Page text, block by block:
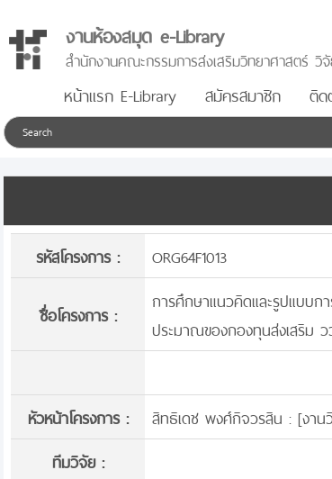
งานห้องสมุด e-Library
สำนักงานคณะกรรมการส่งเสริมวิทยาศาสตร์ วิ
หน้าแรก E-Library สมัครสมาชิก ติด
รหัสโครงการ : ORG64F1013
ชื่อโครงการ :
การศึกษาแนวคิดและรูปแบบ
ประมาณของกองทุนส่งเสริม
หัวหน้าโครงการ : สิทธิเดช พงศ์กิจวรสิน : [งาน
ทีมวิจัย :